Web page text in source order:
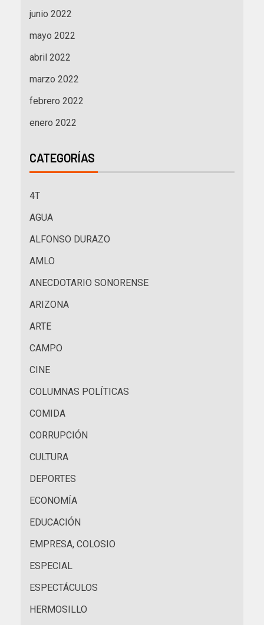
junio 2022
mayo 2022
abril 2022
marzo 2022
febrero 2022
enero 2022
CATEGORÍAS
4T
AGUA
ALFONSO DURAZO
AMLO
ANECDOTARIO SONORENSE
ARIZONA
ARTE
CAMPO
CINE
COLUMNAS POLÍTICAS
COMIDA
CORRUPCIÓN
CULTURA
DEPORTES
ECONOMÍA
EDUCACIÓN
EMPRESA, COLOSIO
ESPECIAL
ESPECTÁCULOS
HERMOSILLO